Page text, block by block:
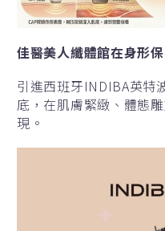
佳醫美人纖體館在身形
引進西班牙INDIBA英特
底，在肌膚緊緻、體態
現。